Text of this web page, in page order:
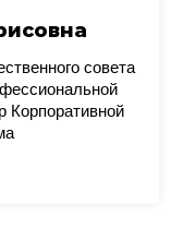
совета
Корпоративной